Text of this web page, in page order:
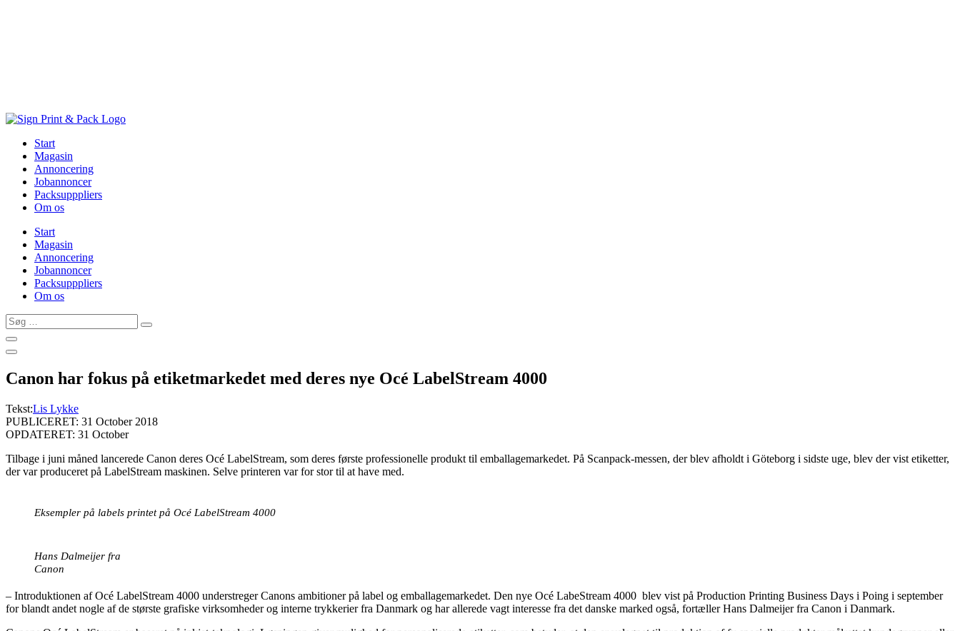
Start
Magasin
Annoncering
Jobannoncer
Packsupppliers
Om os
Start
Magasin
Annoncering
Jobannoncer
Packsupppliers
Om os
Søg
…
Canon har fokus på etiketmarkedet med deres nye Océ LabelStream 4000
Tekst:Lis Lykke
PUBLICERET: 31 October 2018
OPDATERET: 31 October
Tilbage i juni måned lancerede Canon deres Océ LabelStream, som deres første professionelle produkt til emballagemarkedet. På Scanpack-messen, der blev afholdt i Göteborg i sidste uge, blev der vist etiketter,
der var produceret på LabelStream maskinen. Selve printeren var for stor til at have med.
Eksempler på labels printet på Océ LabelStream 4000
Hans Dalmeijer fra
Canon
– Introduktionen af Océ LabelStream 4000 understreger Canons ambitioner på label og emballagemarkedet. Den nye Océ LabeStream 4000 blev vist på Production Printing Business Days i Poing i september
for blandt andet nogle af de største grafiske virksomheder og interne trykkerier fra Danmark og har allerede vagt interesse fra det danske marked også, fortæller Hans Dalmeijer fra Canon i Danmark.